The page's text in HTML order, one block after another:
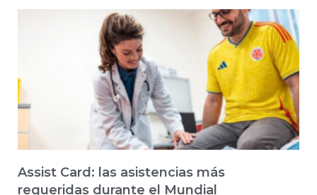
Assist Card: las asistencias más
requeridas durante el Mundial